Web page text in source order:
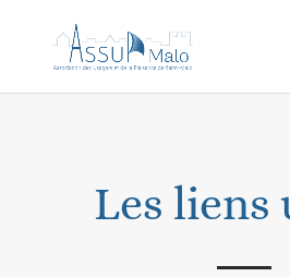
Les liens